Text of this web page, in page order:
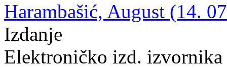
Harambašić, August (14.
Izdanje
Elektroničko izd.